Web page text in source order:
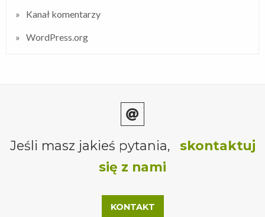
Kanał komentarzy
WordPress.org
Jeśli masz jakieś pytania,
skontaktuj
się z nami
KONTAKT